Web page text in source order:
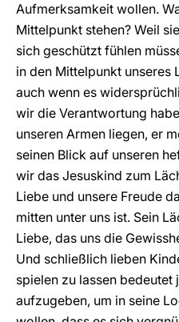
Aufmerksamkeit wollen.
Mittelpunkt stehen? Weil
sich geschützt fühlen
in den Mittelpunkt unseres
auch wenn es
wir die Verantwortung
unseren Armen liegen, er
seinen Blick auf unseren
wir das Jesuskind zum
Liebe und unsere Freude
mitten unter uns ist. Sein
Liebe, das uns die
Und schließlich lieben
spielen zu lassen
aufzugeben, um in seine